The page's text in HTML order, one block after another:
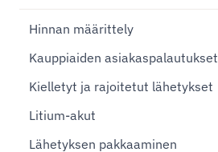
Hinnan määrittely
Kauppiaiden asiakaspalautukset
Kielletyt ja rajoitetut lähetykset
Litium-akut
Lähetyksen pakkaaminen